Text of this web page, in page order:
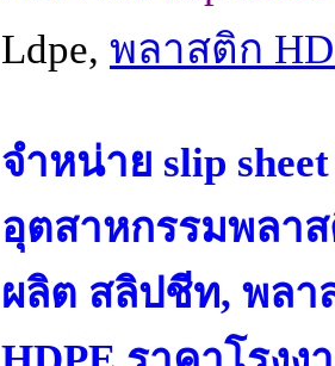
Ldpe, พลาสติก
จำหน่าย slip
อุตสาหกรรมพลา
ผลิต สลิปชีท, พลา